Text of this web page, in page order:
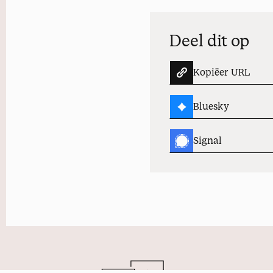
Deel dit op
Kopiëer URL
Bluesky
Signal